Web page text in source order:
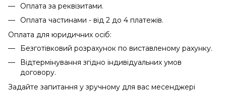
Оплата за реквізитами.
Оплата частинами - від 2 до 4 платежів.
Оплата для юридичних осіб:
Безготівковий розрахунок по виставленому рахунку.
Відтермінування згідно індивідуальних умов
договору.
Задайте запитання у зручному для вас месенджері